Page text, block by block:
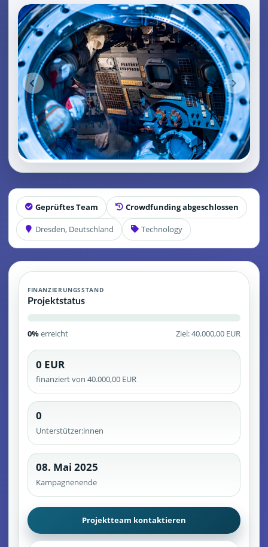
Projektteam: SupraTix GmbH.
Historischer Finanzierungsstand: 0 EUR von 40.000,00 EUR.
Unterstützer:innen: 0. Erreicht: 0 Prozent.
Historisch veröffentlichte Unterstützungsoptionen: 4.
Aktiver Seitenabschnitt: information.
Qualitätssicherung: Kanonische URL, Robots-Angaben,
Geprüftes Team Crowdfunding abgeschlossen
Dresden, Deutschland Technology
FINANZIERUNGSSTAND
Projektstatus
0%erreicht Ziel: 40.000,00 EUR
0 EUR
finanziert von 40.000,00 EUR
0
Unterstützer:innen
08. Mai 2025
Kampagnenende
Projektteam kontaktieren